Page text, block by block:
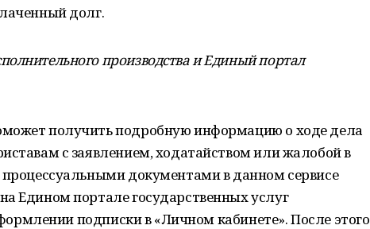
долг.
производства и Единый портал
получить подробную информацию о ходе дела
с заявлением, ходатайством или жалобой в
процессуальными документами в данном сервисе
Едином портале государственных услуг
подписки в «Личном кабинете». После этого